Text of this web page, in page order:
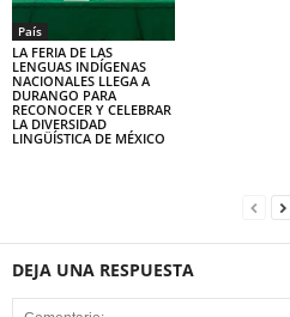
País
LA FERIA DE LAS
LENGUAS INDÍGENAS
NACIONALES LLEGA A
DURANGO PARA
RECONOCER Y CELEBRAR
LA DIVERSIDAD
LINGÜÍSTICA DE MÉXICO
DEJA UNA RESPUESTA